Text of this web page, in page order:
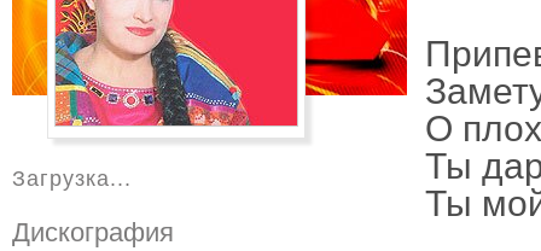
О
Ты
Ты
Загрузка...
Дискография